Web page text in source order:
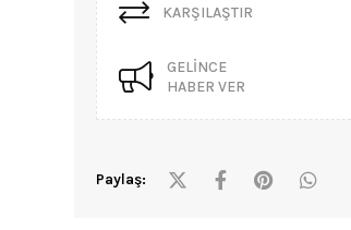
KARŞILAŞTIR
GELINCE
HABER VER
Paylaş: